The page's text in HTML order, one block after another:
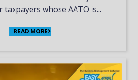
taxpayers whose AATO is...
READ MORE